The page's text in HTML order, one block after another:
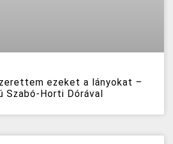
ezeket a lányokat –
Szabó-Horti Dórával